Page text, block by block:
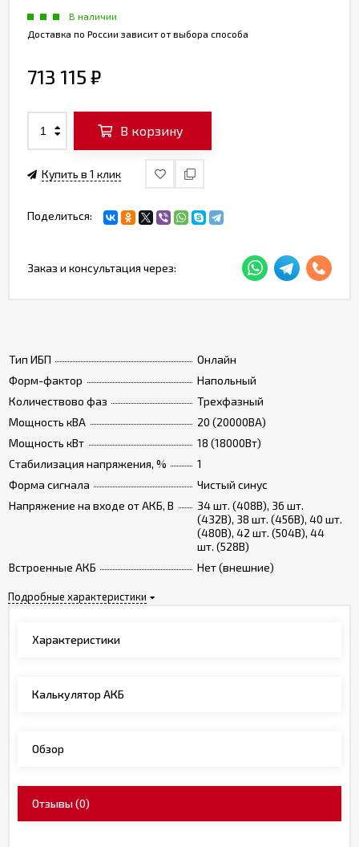
Тип ИБП
Онлайн
Форм-фактор
Напольный
Количествово фаз
Трехфазный
Мощность кВА
20 (20000ВА)
Мощность кВт
18 (18000Вт)
Стабилизация напряжения, %
1
Форма сигнала
Чистый синус
Напряжение на входе от АКБ, В
34 шт. (408В), 36 шт.
(432В), 38 шт. (456В), 40 шт.
(480В), 42 шт. (504В), 44
шт. (528В)
Встроенные АКБ
Нет (внешние)
Подробные характеристики
В наличии
Доставка по России зависит от выбора способа
713 115 ₽
В корзину
Купить в 1 клик
Поделиться:
Заказ и консультация через:
Характеристики
Калькулятор АКБ
Обзор
Отзывы(0)